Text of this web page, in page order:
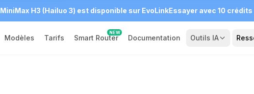
MiniMax H3 (Hailuo 3) est disponible sur EvoLinkEssayer avec 10
Modèles Tarifs Smart Router
NEW
Documentation Outils IA